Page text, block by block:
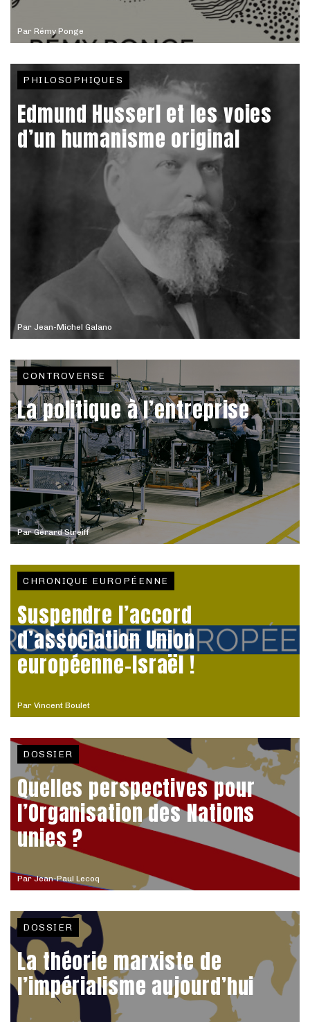
Par Rémy Ponge
Par Jean-Michel Galano
PHILOSOPHIQUES
Edmund Husserl et les voies
d’un humanisme original
ParGérard Streiff
CONTROVERSE
La politique à l’entreprise
Par Vincent Boulet
CHRONIQUE EUROPÉENNE
Suspendre l’accord
d’association Union
européenne-Israël !
ParJean-Paul Lecoq
DOSSIER
Quelles perspectives pour
l’Organisation des Nations
unies ?
DOSSIER
La théorie marxiste de
l’impérialisme aujourd’hui